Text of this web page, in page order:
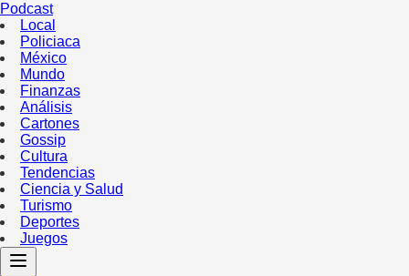
Podcast
Local
Policiaca
México
Mundo
Finanzas
Análisis
Cartones
Gossip
Cultura
Tendencias
Ciencia y Salud
Turismo
Deportes
Juegos